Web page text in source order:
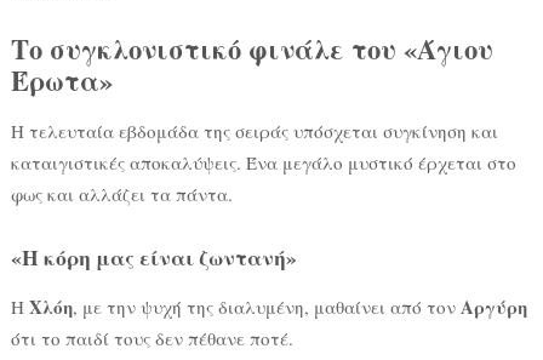
Το συγκλονιστικό φινάλε του «Άγιου
Έρωτα»
Η τελευταία εβδομάδα της σειράς υπόσχεται συγκίνηση και
καταιγιστικές αποκαλύψεις. Ένα μεγάλο μυστικό έρχεται στο
φως και αλλάζει τα πάντα.
«Η κόρη μας είναι ζωντανή»
Η Χλόη, με την ψυχή της διαλυμένη, μαθαίνει από τον Αργύρη
ότι το παιδί τους δεν πέθανε ποτέ.